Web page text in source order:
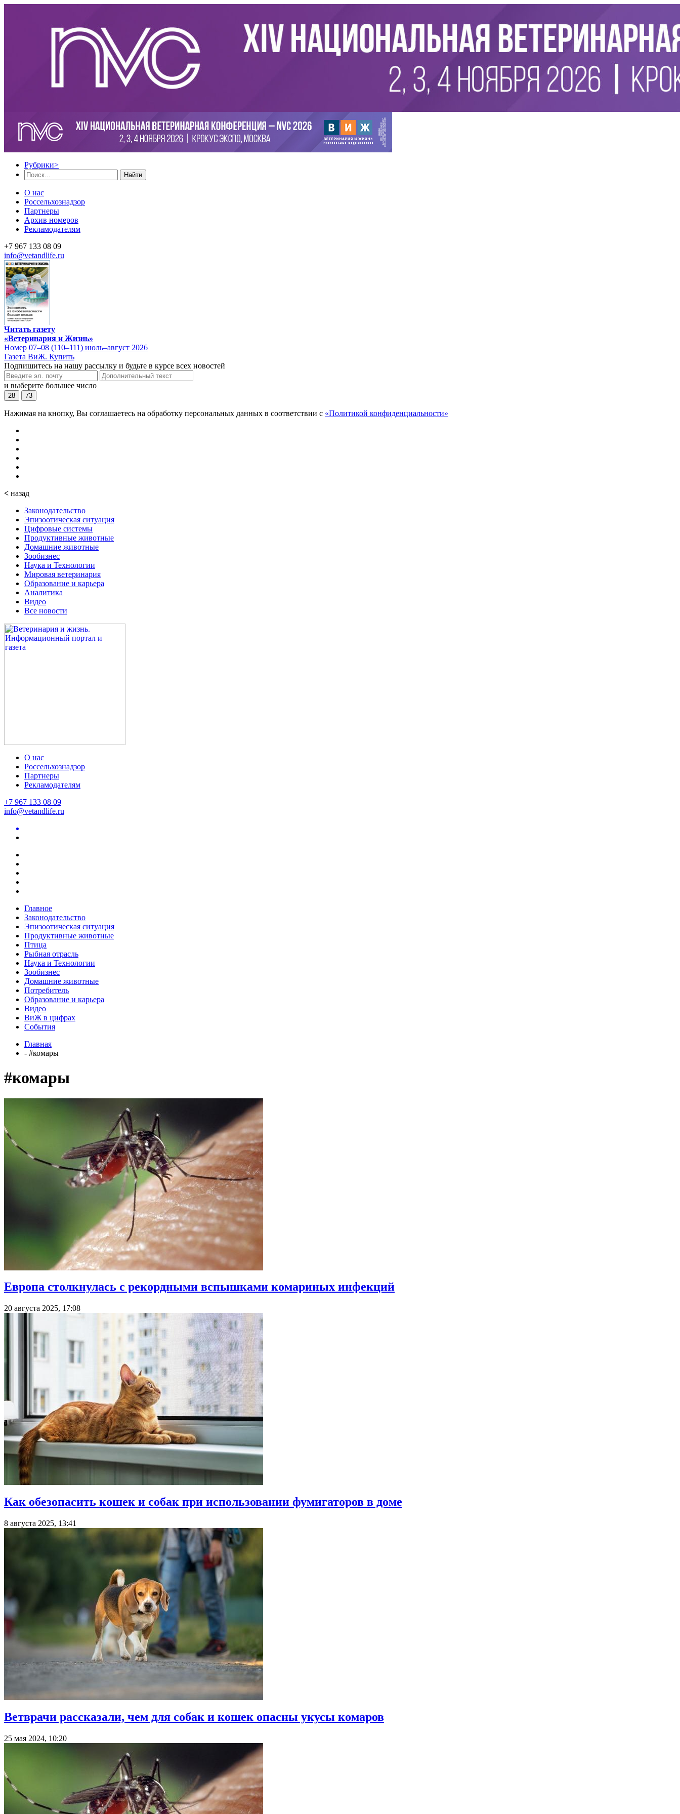
Рубрики>
Найти
О нас
Россельхознадзор
Партнеры
Архив номеров
Рекламодателям
+7 967 133 08 09
info@vetandlife.ru
Читать газету
«Ветеринария и Жизнь»
Номер 07–08 (110–111) июль–август 2026
Газета ВиЖ. Купить
Подпишитесь на нашу рассылку и будьте в курсе всех новостей
и выберите большее число
28 73
Нажимая на кнопку, Вы соглашаетесь на обработку персональных данных в соответствии с «Политикой конфиденциальности»
< назад
Законодательство
Эпизоотическая ситуация
Цифровые системы
Продуктивные животные
Домашние животные
Зообизнес
Наука и Технологии
Мировая ветеринария
Образование и карьера
Аналитика
Видео
Все новости
О нас
Россельхознадзор
Партнеры
Рекламодателям
+7 967 133 08 09
info@vetandlife.ru
Главное
Законодательство
Эпизоотическая ситуация
Продуктивные животные
Птица
Рыбная отрасль
Наука и Технологии
Зообизнес
Домашние животные
Потребитель
Образование и карьера
Видео
ВиЖ в цифрах
События
Главная
- #комары
#комары
Европа столкнулась с рекордными вспышками комариных инфекций
20 августа 2025, 17:08
Как обезопасить кошек и собак при использовании фумигаторов в доме
8 августа 2025, 13:41
Ветврачи рассказали, чем для собак и кошек опасны укусы комаров
25 мая 2024, 10:20